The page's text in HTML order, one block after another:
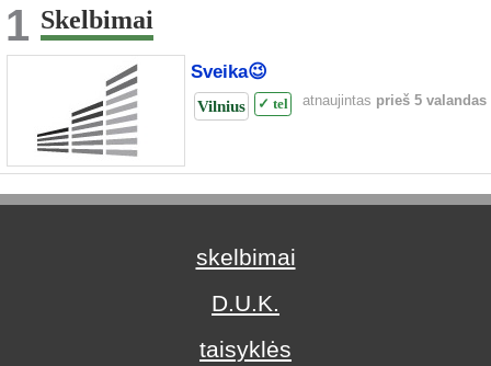
1 Skelbimai
Sveika😉
Vilnius ✓ tel atnaujintas prieš 5 valandas
skelbimai
D.U.K.
taisyklės